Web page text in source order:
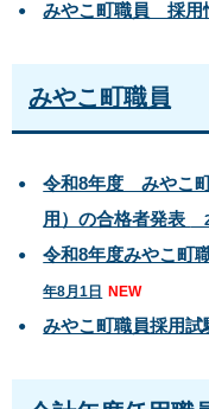
みやこ町職員 採用
みやこ町職員
令和8年度 みやこ
用）の合格者発表
令和8年度みやこ町
年8月1日 NEW
みやこ町職員採用試